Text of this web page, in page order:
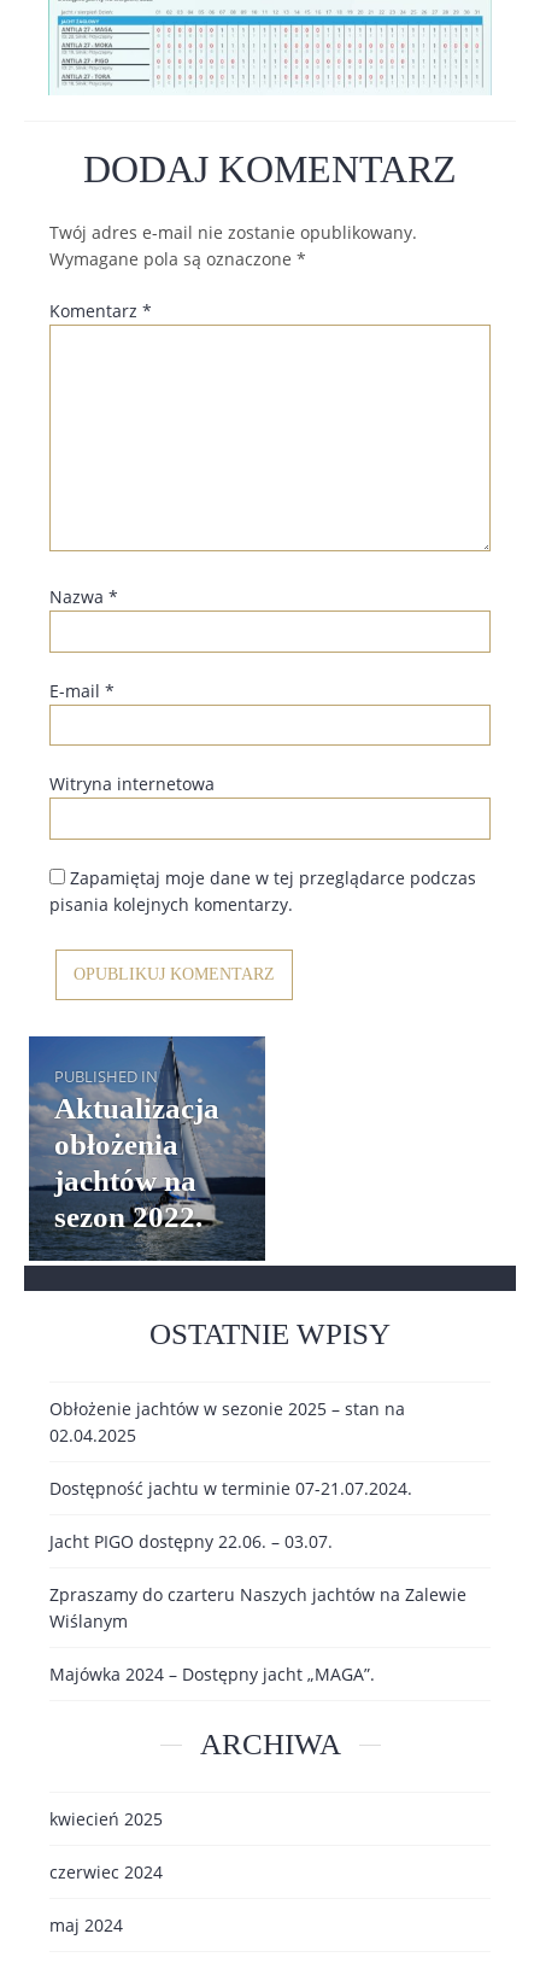
DODAJ KOMENTARZ
Twój adres e-mail nie zostanie opublikowany.
Wymagane pola są oznaczone *
Komentarz *
Nazwa *
E-mail *
Witryna internetowa
Zapamiętaj moje dane w tej przeglądarce podczas
pisania kolejnych komentarzy.
Nawigacja
wpisu
PUBLISHED IN
Aktualizacja
obłożenia
jachtów na
sezon 2022.
OSTATNIE WPISY
Obłożenie jachtów w sezonie 2025 – stan na
02.04.2025
Dostępność jachtu w terminie 07-21.07.2024.
Jacht PIGO dostępny 22.06. – 03.07.
Zpraszamy do czarteru Naszych jachtów na Zalewie
Wiślanym
Majówka 2024 – Dostępny jacht „MAGA”.
ARCHIWA
kwiecień 2025
czerwiec 2024
maj 2024